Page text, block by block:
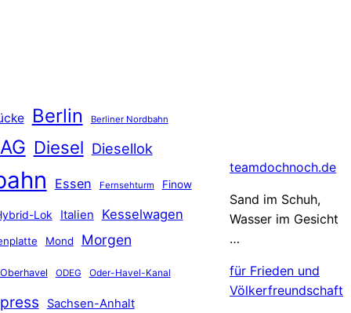
Berlin Berliner Nordbahn
Diesel Diesellok
Essen Fernsehturm Finow
Lok Italien Kesselwagen
Mond Morgen
Oberhavel ODEG Oder-Havel-Kanal
Sachsen-Anhalt
teamdochnoch.de
Sand im Schuh,
Wasser im Gesicht
…
für Frieden und
Völkerfreundschaft